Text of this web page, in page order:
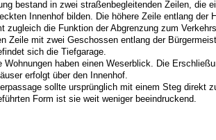
bestand in zwei straßenbegleitenden Zeilen, die
Innenhof bilden. Die höhere Zeile entlang der
zugleich die Funktion der Abgrenzung zum
Zeile mit zwei Geschossen entlang der
sich die Tiefgarage.
Wohnungen haben einen Weserblick. Die
erfolgt über den Innenhof.
sollte ursprünglich mit einem Steg direkt
Form ist sie weit weniger beeindruckend.